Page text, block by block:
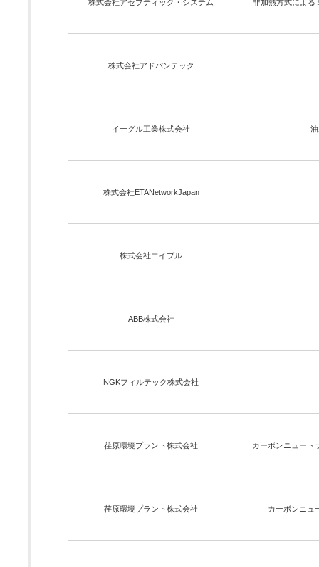
株式会社アセプティック・システム 非加熱方式による
株式会社アドバンテック
イーグル工業株式会社
株式会社ETANetworkJapan
株式会社エイブル
ABB株式会社
NGKフィルテック株式会社
荏原環境プラント株式会社 カーボンニュート
荏原環境プラント株式会社 カーボンニュ